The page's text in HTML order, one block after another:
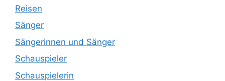
Reisen
Sänger
Sängerinnen und Sänger
Schauspieler
Schauspielerin